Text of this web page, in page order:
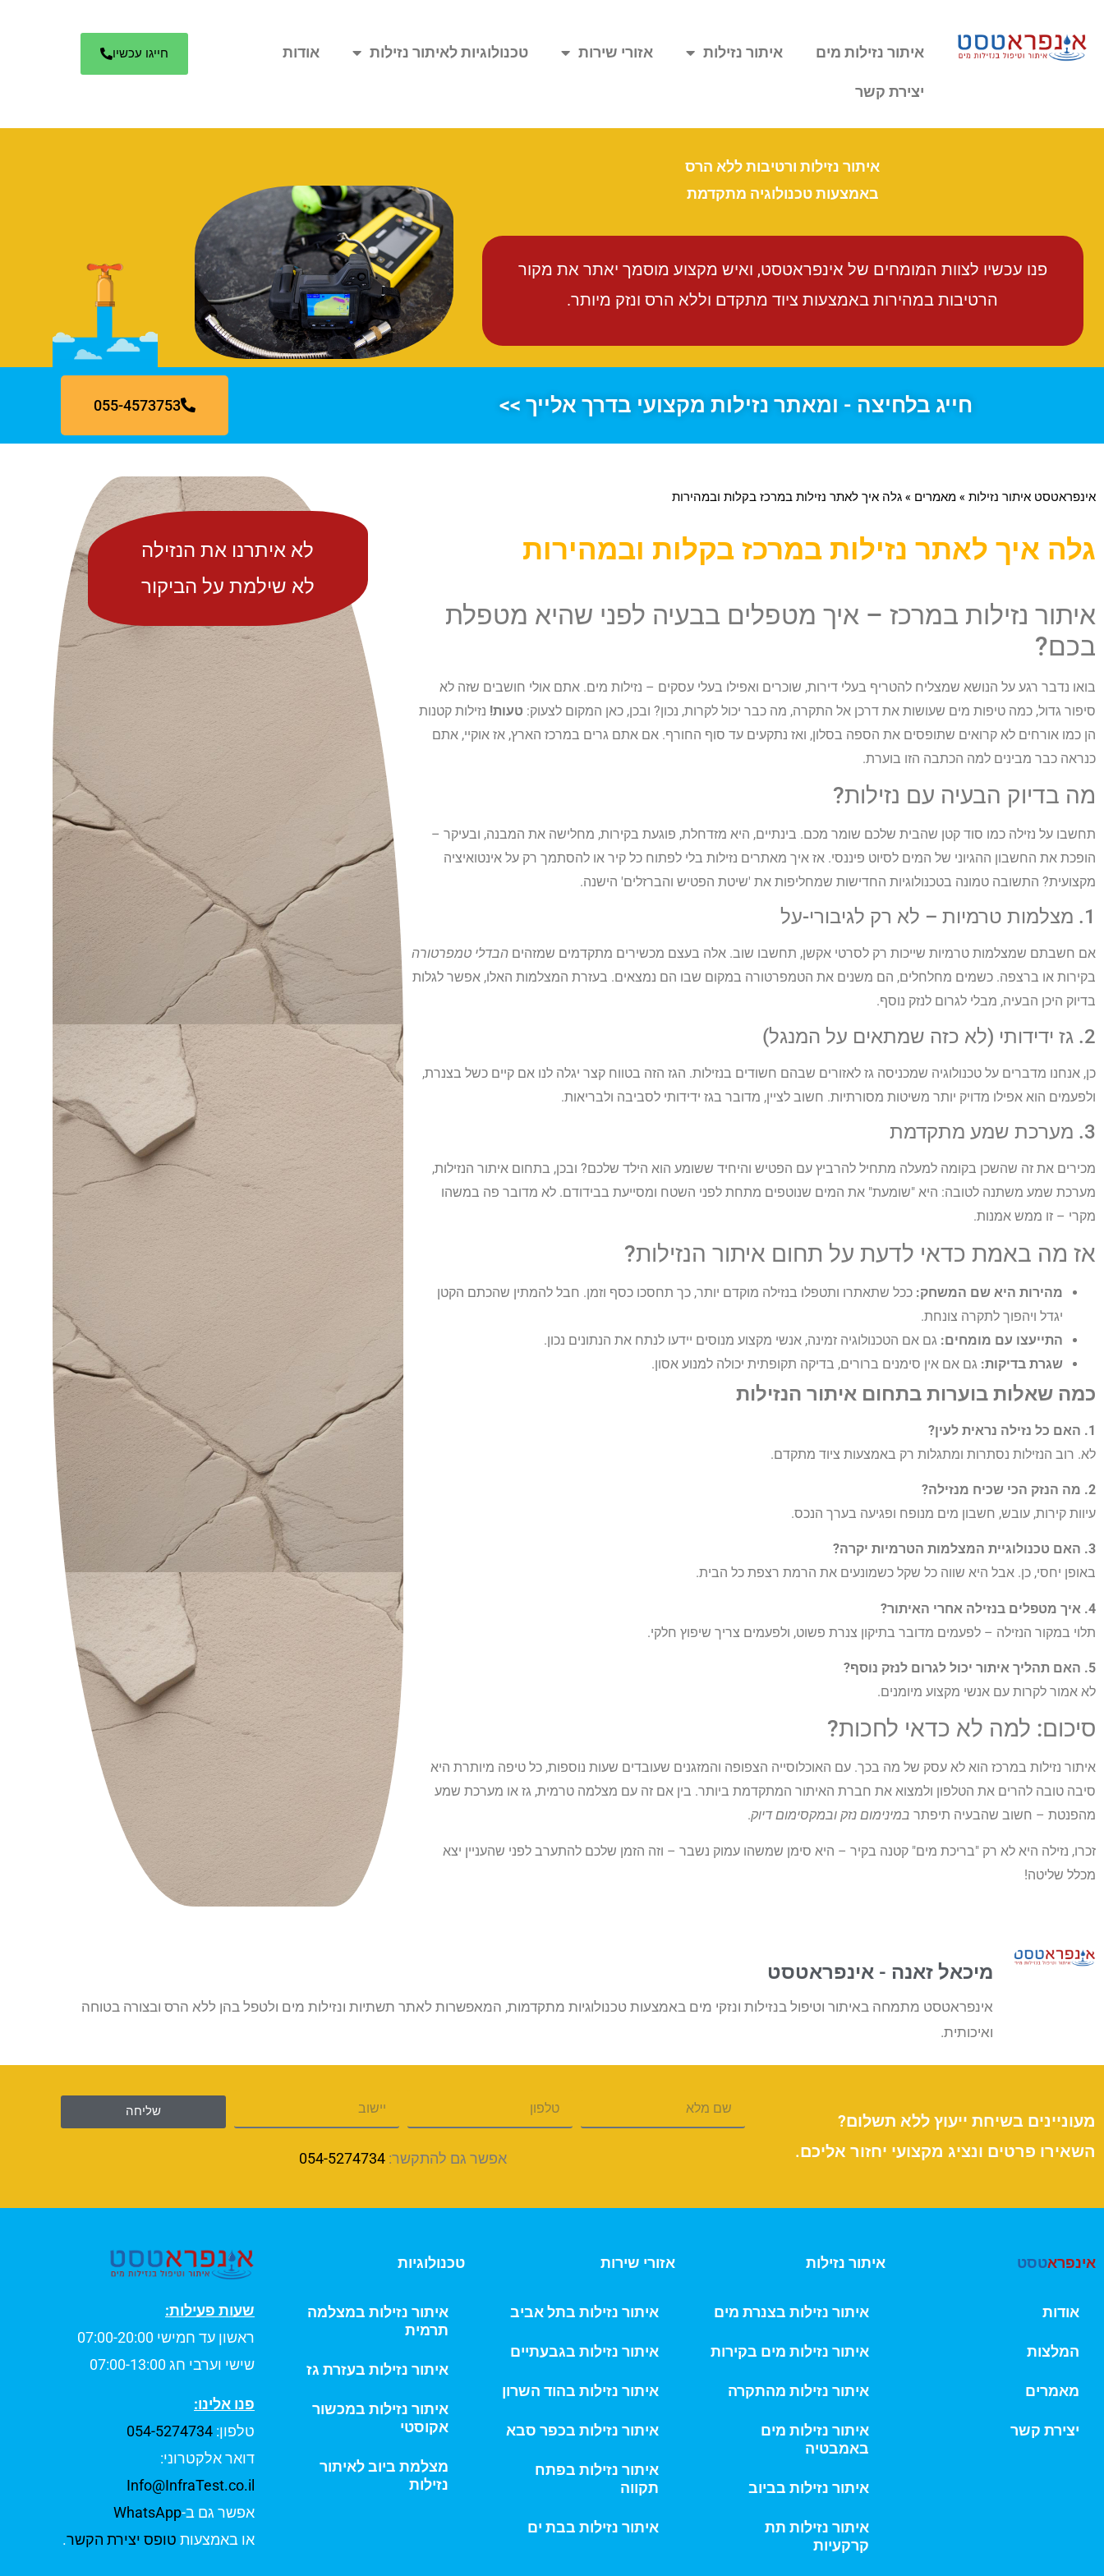
איתור נזילות מים איתור נזילות אזורי שירות טכנולוגיות לאיתור נזילות אודות
יצירת קשר
חייגו עכשיו
איתור נזילות ורטיבות ללא הרס
באמצעות טכנולוגיה מתקדמת
פנו עכשיו לצוות המומחים של אינפראטסט, ואיש מקצוע מוסמך יאתר את מקור
הרטיבות במהירות באמצעות ציוד מתקדם וללא הרס ונזק מיותר.
חייג בלחיצה - ומאתר נזילות מקצועי בדרך אלייך >> 055-4573753
אינפראטסט איתור נזילות » מאמרים » גלה איך לאתר נזילות במרכז בקלות ובמהירות
גלה איך לאתר נזילות במרכז בקלות ובמהירות
איתור נזילות במרכז – איך מטפלים בבעיה לפני שהיא מטפלת
בכם?
בואו נדבר רגע על הנושא שמצליח להטריף בעלי דירות, שוכרים ואפילו בעלי עסקים – נזילות מים. אתם אולי חושבים שזה לא
סיפור גדול, כמה טיפות מים שעושות את דרכן אל התקרה, מה כבר יכול לקרות, נכון? ובכן, כאן המקום לצעוק: טעות! נזילות קטנות
הן כמו אורחים לא קרואים שתופסים את הספה בסלון, ואז נתקעים עד סוף החורף. אם אתם גרים במרכז הארץ, אז אוקיי, אתם
כנראה כבר מבינים למה הכתבה הזו בוערת.
מה בדיוק הבעיה עם נזילות?
תחשבו על נזילה כמו סוד קטן שהבית שלכם שומר מכם. בינתיים, היא מזדחלת, פוגעת בקירות, מחלישה את המבנה, ובעיקר –
הופכת את החשבון ההגיוני של המים לסיוט פיננסי. אז איך מאתרים נזילות בלי לפתוח כל קיר או להסתמך רק על אינטואיציה
מקצועית? התשובה טמונה בטכנולוגיות החדישות שמחליפות את 'שיטת הפטיש והברזלים' הישנה.
1. מצלמות טרמיות – לא רק לגיבורי-על
אם חשבתם שמצלמות טרמיות שייכות רק לסרטי אקשן, תחשבו שוב. אלה בעצם מכשירים מתקדמים שמזהים הבדלי טמפרטורה
בקירות או ברצפה. כשמים מחלחלים, הם משנים את הטמפרטורה במקום שבו הם נמצאים. בעזרת המצלמות האלו, אפשר לגלות
בדיוק היכן הבעיה, מבלי לגרום לנזק נוסף.
2. גז ידידותי (לא כזה שמתאים על המנגל)
כן, אנחנו מדברים על טכנולוגיה שמכניסה גז לאזורים שבהם חשודים בנזילות. הגז הזה בטווח קצר יגלה לנו אם קיים כשל בצנרת,
ולפעמים הוא אפילו מדויק יותר משיטות מסורתיות. חשוב לציין, מדובר בגז ידידותי לסביבה ולבריאות.
3. מערכת שמע מתקדמת
מכירים את זה שהשכן בקומה למעלה מתחיל להרביץ עם הפטיש והיחיד ששומע הוא הילד שלכם? ובכן, בתחום איתור הנזילות,
מערכת שמע משתנה לטובה: היא "שומעת" את המים שנוטפים מתחת לפני השטח ומסייעת בבידודם. לא מדובר פה במשהו
מקרי – זו ממש אמנות.
אז מה באמת כדאי לדעת על תחום איתור הנזילות?
מהירות היא שם המשחק: ככל שתאתרו ותטפלו בנזילה מוקדם יותר, כך תחסכו כסף וזמן. חבל להמתין שהכתם הקטן
יגדל ויהפוך לתקרה צונחת.
התייעצו עם מומחים: גם אם הטכנולוגיה זמינה, אנשי מקצוע מנוסים יידעו לנתח את הנתונים נכון.
שגרת בדיקות: גם אם אין סימנים ברורים, בדיקה תקופתית יכולה למנוע אסון.
כמה שאלות בוערות בתחום איתור הנזילות
1. האם כל נזילה נראית לעין?
לא. רוב הנזילות נסתרות ומתגלות רק באמצעות ציוד מתקדם.
2. מה הנזק הכי שכיח מנזילה?
עיוות קירות, עובש, חשבון מים מנופח ופגיעה בערך הנכס.
3. האם טכנולוגיית המצלמות הטרמיות יקרה?
באופן יחסי, כן. אבל היא שווה כל שקל כשמונעים את הרמת רצפת כל הבית.
4. איך מטפלים בנזילה אחרי האיתור?
תלוי במקור הנזילה – לפעמים מדובר בתיקון צנרת פשוט, ולפעמים צריך שיפוץ חלקי.
5. האם תהליך איתור יכול לגרום לנזק נוסף?
לא אמור לקרות עם אנשי מקצוע מיומנים.
סיכום: למה לא כדאי לחכות?
איתור נזילות במרכז הוא לא עסק של מה בכך. עם האוכלוסייה הצפופה והמזגנים שעובדים שעות נוספות, כל טיפה מיותרת היא
סיבה טובה להרים את הטלפון ולמצוא את חברת האיתור המתקדמת ביותר. בין אם זה עם מצלמה טרמית, גז או מערכת שמע
מהפנטת – חשוב שהבעיה תיפתר במינימום נזק ובמקסימום דיוק.
זכרו, נזילה היא לא רק "בריכת מים" קטנה בקיר – היא סימן שמשהו עמוק נשבר – וזה הזמן שלכם להתערב לפני שהעניין יצא
מכלל שליטה!
לא איתרנו את הנזילה
לא שילמת על הביקור
מיכאל זאנה - אינפראטסט
אינפראטסט מתמחה באיתור וטיפול בנזילות ונזקי מים באמצעות טכנולוגיות מתקדמות, המאפשרות לאתר תשתיות ונזילות מים ולטפל בהן ללא הרס ובצורה בטוחה
ואיכותית.
מעוניינים בשיחת ייעוץ ללא תשלום?
השאירו פרטים ונציג מקצועי יחזור אליכם.
שליחה
אפשר גם להתקשר: 054-5274734
אינפראטסט
אודות
המלצות
מאמרים
יצירת קשר
איתור נזילות
איתור נזילות בצנרת מים
איתור נזילות מים בקירות
איתור נזילות מהתקרה
איתור נזילות מים
באמבטיה
איתור נזילות בביוב
איתור נזילות תת
קרקעיות
אזורי שירות
איתור נזילות בתל אביב
איתור נזילות בגבעתיים
איתור נזילות בהוד השרון
איתור נזילות בכפר סבא
איתור נזילות בפתח
תקווה
איתור נזילות בבת ים
טכנולוגיות
איתור נזילות במצלמה
תרמית
איתור נזילות בעזרת גז
איתור נזילות במכשור
אקוסטי
מצלמת ביוב לאיתור
נזילות
שעות פעילות:
ראשון עד חמישי 07:00-20:00
שישי וערבי חג 07:00-13:00
פנו אלינו:
טלפון: 054-5274734
דואר אלקטרוני:
Info@InfraTest.co.il
אפשר גם ב-WhatsApp
או באמצעות טופס יצירת הקשר.